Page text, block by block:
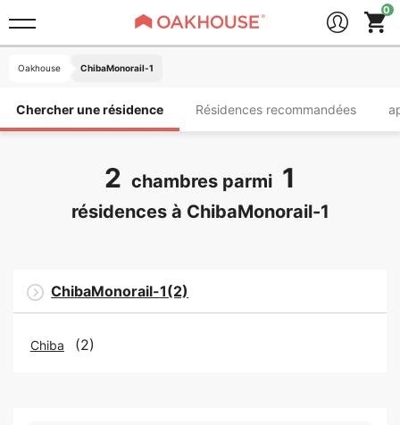
Oakhouse ChibaMonorail-1
Chercher une résidence Résidences recommandées
2 chambres parmi 1
résidences à ChibaMonorail-1
ChibaMonorail-1(2)
Chiba (2)